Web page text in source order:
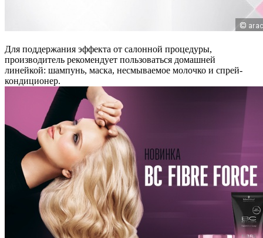
Для поддержания эффекта от салонной процедуры,
производитель рекомендует пользоваться домашней
линейкой: шампунь, маска, несмываемое молочко и спрей-
кондиционер.